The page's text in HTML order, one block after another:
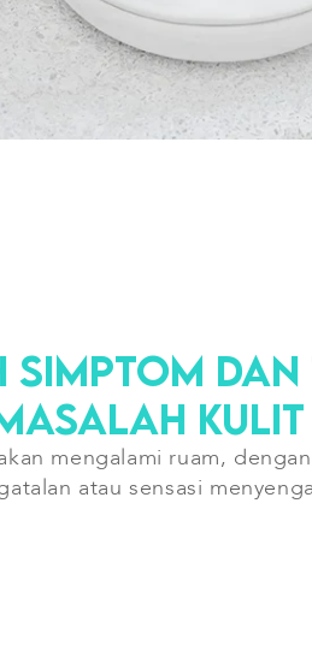
SIMPTOM
KULIT
mengalami ruam,
atau sensasi